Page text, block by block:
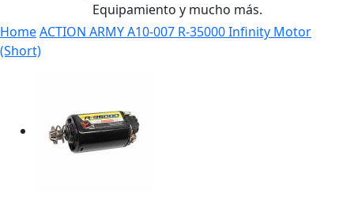
Equipamiento y mucho más.
HomeACTION ARMY A10-007 R-35000 Infinity Motor
(Short)